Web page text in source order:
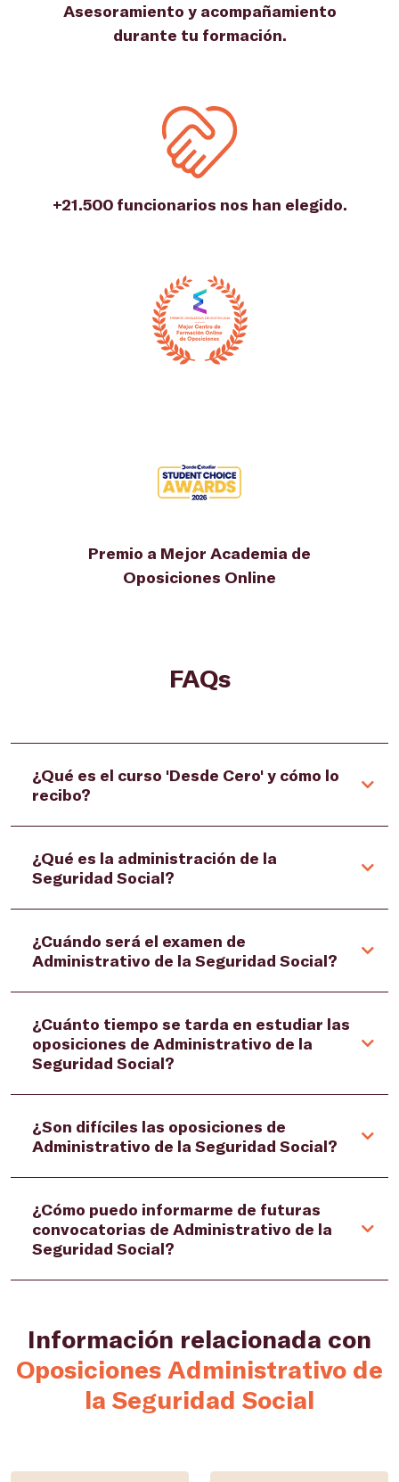
Asesoramiento y acompañamiento
durante tu formación.
+21.500 funcionarios nos han elegido.
Premio a Mejor Academia de
Oposiciones Online
FAQs
¿Qué es el curso 'Desde Cero' y cómo lo
recibo?
¿Qué es la administración de la
Seguridad Social?
¿Cuándo será el examen de
Administrativo de la Seguridad Social?
¿Cuánto tiempo se tarda en estudiar las
oposiciones de Administrativo de la
Seguridad Social?
¿Son difíciles las oposiciones de
Administrativo de la Seguridad Social?
¿Cómo puedo informarme de futuras
convocatorias de Administrativo de la
Seguridad Social?
Información relacionada con
Oposiciones Administrativo de
la Seguridad Social